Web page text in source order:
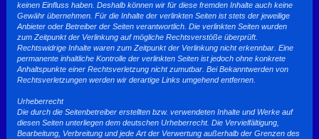
keinen Einfluss haben. Deshalb können wir für diese fremden Inhalte auch keine
Gewähr übernehmen. Für die Inhalte der verlinkten Seiten ist stets der jeweilige
Anbieter oder Betreiber der Seiten verantwortlich. Die verlinkten Seiten wurden
zum Zeitpunkt der Verlinkung auf mögliche Rechtsverstöße überprüft.
Rechtswidrige Inhalte waren zum Zeitpunkt der Verlinkung nicht erkennbar. Eine
permanente inhaltliche Kontrolle der verlinkten Seiten ist jedoch ohne konkrete
Anhaltspunkte einer Rechtsverletzung nicht zumutbar. Bei Bekanntwerden von
Rechtsverletzungen werden wir derartige Links umgehend entfernen.
Urheberrecht
Die durch die Seitenbetreiber erstellten bzw. verwendeten Inhalte und Werke auf
diesen Seiten unterliegen dem deutschen Urheberrecht. Die Vervielfältigung,
Bearbeitung, Verbreitung und jede Art der Verwertung außerhalb der Grenzen des